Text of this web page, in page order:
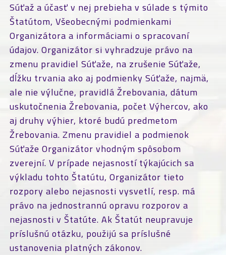
Súťaž a účasť v nej prebieha v súlade s týmito
Štatútom, Všeobecnými podmienkami
Organizátora a informáciami o spracovaní
údajov. Organizátor si vyhradzuje právo na
zmenu pravidiel Súťaže, na zrušenie Súťaže,
dĺžku trvania ako aj podmienky Súťaže, najmä,
ale nie výlučne, pravidlá Žrebovania, dátum
uskutočnenia Žrebovania, počet Výhercov, ako
aj druhy výhier, ktoré budú predmetom
Žrebovania. Zmenu pravidiel a podmienok
Súťaže Organizátor vhodným spôsobom
zverejní. V prípade nejasností týkajúcich sa
výkladu tohto Štatútu, Organizátor tieto
rozpory alebo nejasnosti vysvetlí, resp. má
právo na jednostrannú opravu rozporov a
nejasnosti v Štatúte. Ak Štatút neupravuje
príslušnú otázku, použijú sa príslušné
ustanovenia platných zákonov.